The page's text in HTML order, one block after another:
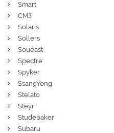
Smart
СМЗ
Solaris
Sollers
Soueast
Spectre
Spyker
SsangYong
Stelato
Steyr
Studebaker
Subaru